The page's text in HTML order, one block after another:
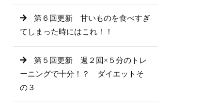
第６回更新 甘いものを食べすぎ
てしまった時にはこれ！！
第５回更新 週２回×５分のトレ
ーニングで十分！？ ダイエットそ
の３